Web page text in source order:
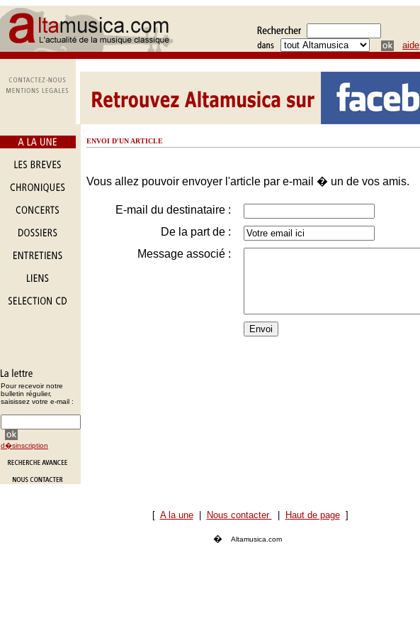
aide
Pour recevoir notre
bulletin régulier,
saisissez votre e-mail :
d�sinscription
ENVOI D'UN ARTICLE
Vous allez pouvoir envoyer l'article par e-mail � un de vos amis.
E-mail du destinataire :
De la part de :
Message associé :
[ A la une| Nous contacter Haut de page]
� Altamusica.com